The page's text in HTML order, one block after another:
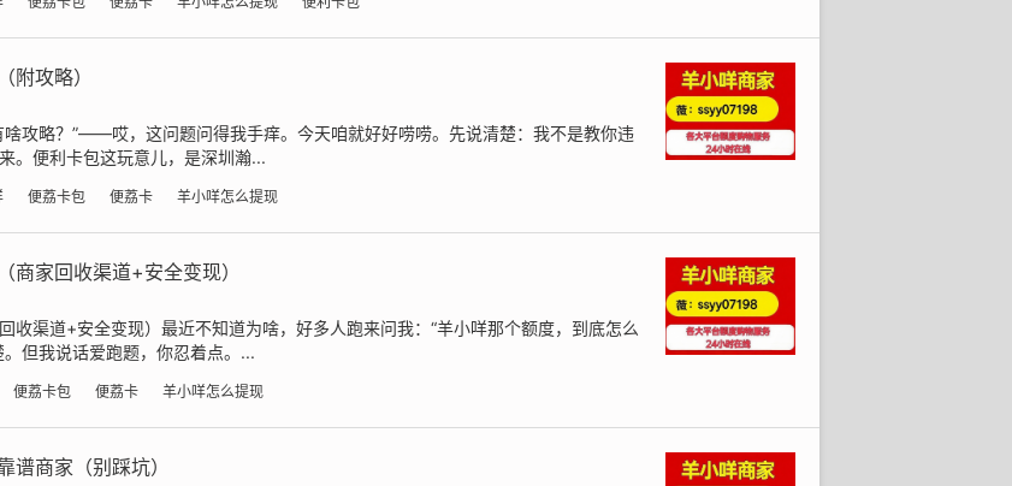
附攻略）
攻略？”——哎，这问题问得我手痒。今天咱就好好唠唠。先说清楚：我不是教你违
。便利卡包这玩意儿，是深圳瀚...
便荔卡包 便荔卡 羊小咩怎么提现
商家回收渠道+安全变现）
收渠道+安全变现）最近不知道为啥，好多人跑来问我：“羊小咩那个额度，到底怎么
但我说话爱跑题，你忍着点。...
便荔卡包 便荔卡 羊小咩怎么提现
商家（别踩坑）